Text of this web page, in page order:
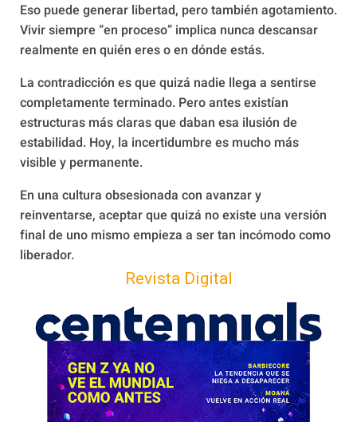
Eso puede generar libertad, pero también agotamiento.
Vivir siempre “en proceso” implica nunca descansar
realmente en quién eres o en dónde estás.
La contradicción es que quizá nadie llega a sentirse
completamente terminado. Pero antes existían
estructuras más claras que daban esa ilusión de
estabilidad. Hoy, la incertidumbre es mucho más
visible y permanente.
En una cultura obsesionada con avanzar y
reinventarse, aceptar que quizá no existe una versión
final de uno mismo empieza a ser tan incómodo como
liberador.
Revista Digital